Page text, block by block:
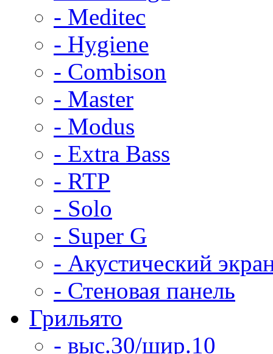
- Meditec
- Hygiene
- Combison
- Master
- Modus
- Extra Bass
- RTP
- Solo
- Super G
- Акустический
- Стеновая панель
Грильято
- выс.30/шир.10